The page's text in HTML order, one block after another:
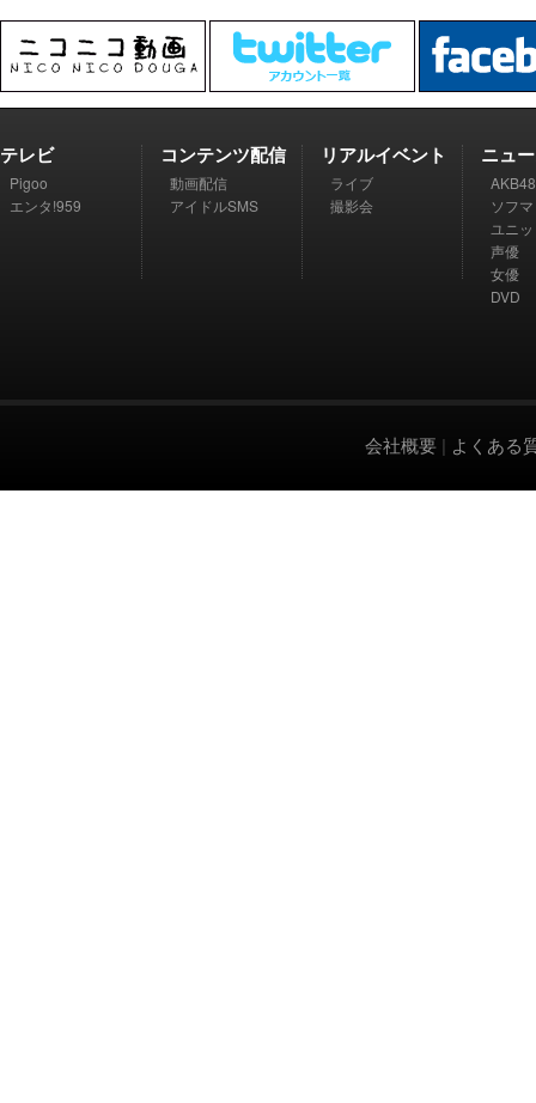
テレビ
Pigoo
エンタ!959
コンテンツ配信
動画配信
アイドルSMS
リアルイベント
ライブ
撮影会
ニュ
AKB48
ソフ
ユニ
声優
女優
DVD
会社概要 | よくある